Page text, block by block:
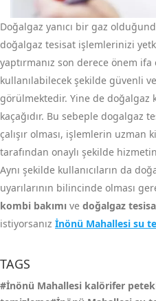
Doğalgaz yanıcı bir gaz
doğalgaz tesisat işlemlerinizi
yaptırmanız son derece önem
kullanılabilecek şekilde güvenli
görülmektedir. Yine de doğalgaz
kaçağıdır. Bu sebeple dogalgaz
çalışır olması, işlemlerin uzman
tarafından onaylı şekilde
Aynı şekilde kullanıcıların da
uyarılarının bilincinde olması
kombi bakımı ve doğalgaz
istiyorsanız İnönü Mahallesi su
TAGS
#İnönü Mahallesi kalörifer